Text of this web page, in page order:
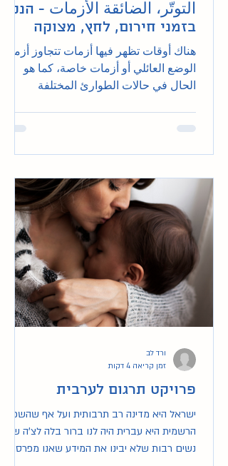
التوتّر، الضائقة الأزمات - הנקה
בזמני חירום, לחץ, מצוקה
ומשבר
هناك أوقات تظهر فيها أزمات تتجاوز أزمات
الوضع العائلي أو أزمات خاصة، كما هو
الحال في حالات الطوارئ المختلفة
פרויקט תרגום לערבית
ישראל היא מדינה רב תרבותית ועל אף שהשפה
הרשמית היא עברית היה לנו ברור בלה לצ'ה שיש
נשים רבות שלא יבינו את המידע שאנו מפרסמות
ורד לב
זמן קריאה 4 דקות